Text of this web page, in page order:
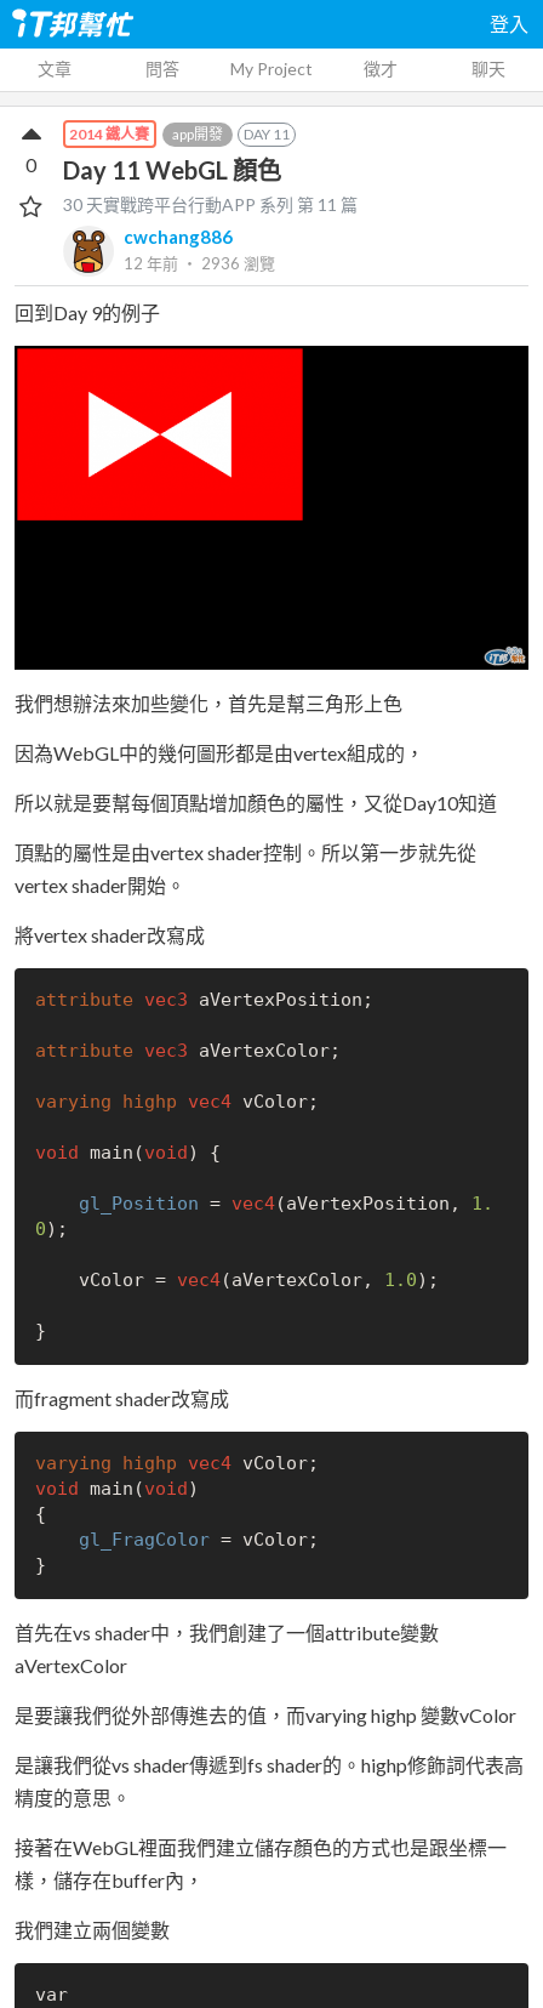
登入
文章 問答 My Project 徵才 聊天
2014 鐵人賽 app開發 DAY 11
Day 11 WebGL 顏色
30 天實戰跨平台行動APP 系列 第 11 篇
cwchang886
12 年前 ‧ 2936 瀏覽
0
回到Day 9的例子
我們想辦法來加些變化，首先是幫三角形上色
因為WebGL中的幾何圖形都是由vertex組成的，
所以就是要幫每個頂點增加顏色的屬性，又從Day10知道
頂點的屬性是由vertex shader控制。所以第一步就先從
vertex shader開始。
將vertex shader改寫成
attribute vec3 aVertexPosition;
attribute vec3 aVertexColor;
varying highp vec4 vColor;
void main(void) {
gl_Position = vec4(aVertexPosition, 1.
0);
    vColor =
vec4(aVertexColor, 1.0);
而fragment shader改寫成
varying highp vec4
void main(void)
{
gl_FragColor = vColor;
首先在vs shader中，我們創建了一個attribute變數
aVertexColor
是要讓我們從外部傳進去的值，而varying highp 變數vColor
是讓我們從vs shader傳遞到fs shader的。highp修飾詞代表高
精度的意思。
接著在WebGL裡面我們建立儲存顏色的方式也是跟坐標一
樣，儲存在buffer內，
我們建立兩個變數
var